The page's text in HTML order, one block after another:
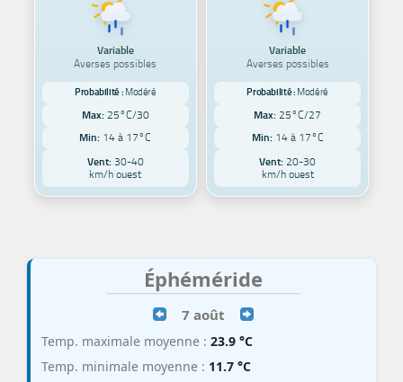
Variable
Averses possibles
Probabilité : Modéré
Max: 25°C/30
Min: 14 à 17°C
Vent:30-40
km/h ouest
Variable
Averses possibles
Probabilité : Modéré
Max: 25°C/27
Min: 14 à 17°C
Vent: 20-30
km/h ouest
Éphéméride
7 août
Temp. maximale moyenne : 23.9 °C
Temp. minimale moyenne : 11.7 °C